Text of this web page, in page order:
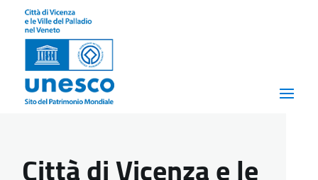
Città di Vicenza e le